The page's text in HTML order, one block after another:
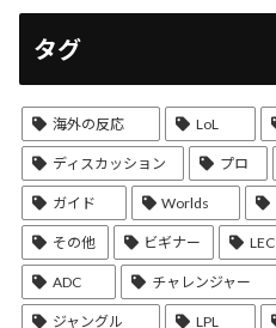
タグ
海外の反応 LoL
ディスカッション プロ
ガイド Worlds
その他 ビギナー LEC
ADC チャレンジャー
ジャングル LPL